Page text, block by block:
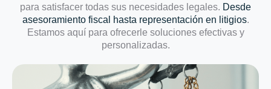
para satisfacer todas sus necesidades legales. Desde
asesoramiento fiscal hasta representación en litigios.
Estamos aquí para ofrecerle soluciones efectivas y
personalizadas.